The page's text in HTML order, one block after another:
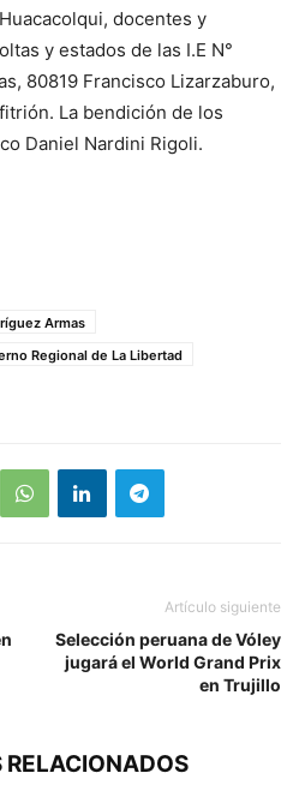
docentes y
y estados de las I.E N°
80819 Francisco Lizarzaburo,
La bendición de los
Daniel Nardini Rigoli.
Armas
Regional de La Libertad
Artículo siguiente
Selección peruana de Vóley
jugará el World Grand Prix
en Trujillo
RELACIONADOS